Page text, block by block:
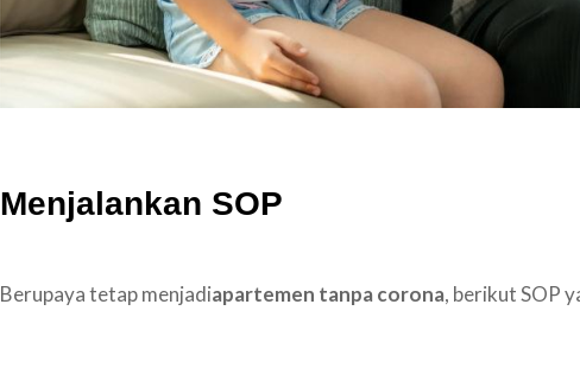
Menjalankan SOP
Berupaya tetap menjadiapartemen tanpa corona, berikut SOP